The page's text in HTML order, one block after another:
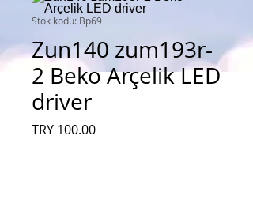
Stok kodu: Bp69
Zun140 zum193r-
2 Beko Arçelik LED
driver
TRY 100.00Fiyat